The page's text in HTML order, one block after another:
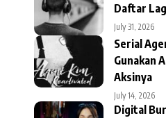
Daftar
July 31, 2026
Serial
Gunakan
Aksinya
July 14, 2026
Digital